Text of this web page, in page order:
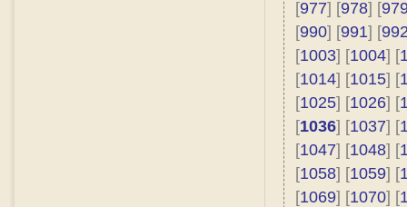
[977] [978] [
[990] [991] [
[1003] [1004] [
[1014] [1015] [
[1025] [1026] [
[1036] [1037] [
[1047] [1048] [
[1058] [1059] [
[1069] [1070] [